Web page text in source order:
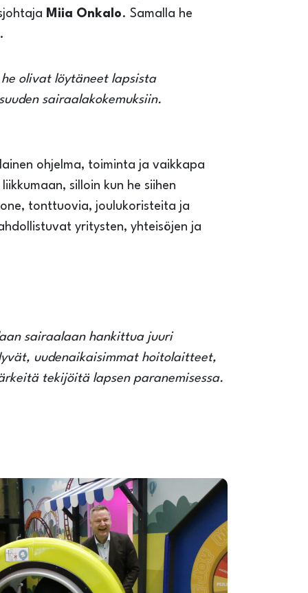
Miia Onkalo. Samalla he
olivat löytäneet lapsista
sairaalakokemuksiin.
ohjelma, toiminta ja vaikkapa
silloin kun he siihen
tonttuovia, joulukoristeita ja
yritysten, yhteisöjen ja
sairaalaan hankittua juuri
uudenaikaisimmat hoitolaitteet,
tekijöitä lapsen paranemisessa.